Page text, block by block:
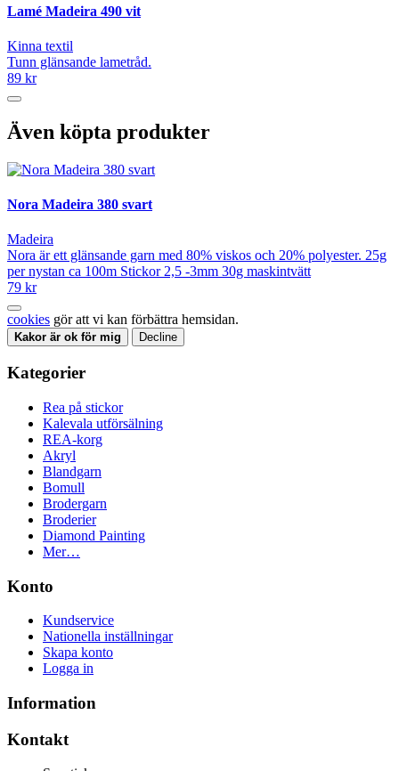
Lamé Madeira 490 vit
Kinna textil
Tunn glänsande lametråd.
89 kr
Även köpta produkter
Nora Madeira 380 svart
Madeira
Nora är ett glänsande garn med 80% viskos och 20% polyester. 25g
per nystan ca 100m Stickor 2,5 -3mm 30g maskintvätt
79 kr
cookies gör att vi kan förbättra hemsidan.
Kakor är ok för mig Decline
Kategorier
Rea på stickor
Kalevala utförsälning
REA-korg
Akryl
Blandgarn
Bomull
Brodergarn
Broderier
Diamond Painting
Mer…
Konto
Kundservice
Nationella inställningar
Skapa konto
Logga in
Information
Kontakt